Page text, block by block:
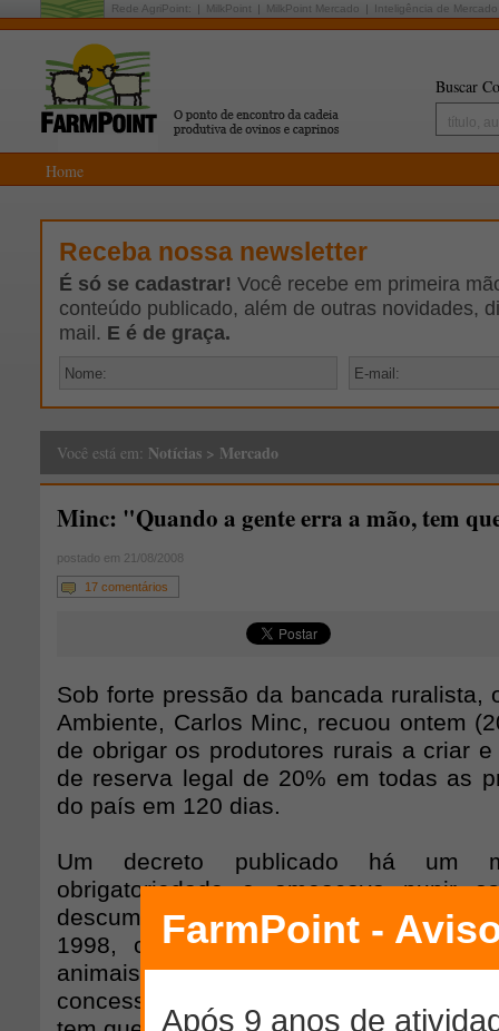
Rede AgriPoint: MilkPoint MilkPoint Mercado Inteligência de Mercado
Buscar
Home
Receba nossa newsletter
É só se cadastrar! Você recebe em primeira
conteúdo publicado, além de outras novidades,
mail. E é de graça.
Você está em: Notícias > Mercado
Minc: "Quando a gente erra a mão, tem
postado em 21/08/2008
17 comentários
Sob forte pressão da bancada ruralista,
Ambiente, Carlos Minc, recuou ontem
de obrigar os produtores rurais a criar
de reserva legal de 20% em todas as
do país em 120 dias.
Um decreto publicado há um
obrigatoriedade e ameaçava punir
descumprissem a Lei de Crimes
1998, com multas de até R$ 100
animais, equipamentos e produtos,
concessão de crédito rural. "Quando a